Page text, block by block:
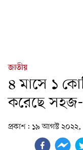
জাতীয়
৪ মাসে ১
করেছে
প্রকাশ: ১৯ আগস্ট